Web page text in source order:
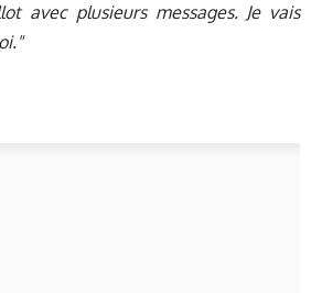
avec plusieurs messages. Je vais